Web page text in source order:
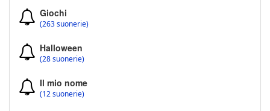
Giochi
(263 suonerie)
Halloween
(28 suonerie)
Il mio nome
(12 suonerie)